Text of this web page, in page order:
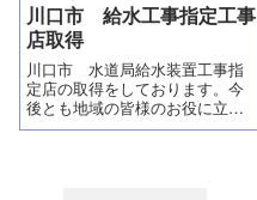
川口市 給水工事指定工事
店取得
川口市 水道局給水装置工事指
定店の取得をしております。今
後とも地域の皆様のお役に立て
るよう努力して参ります。川口